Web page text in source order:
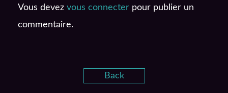
Vous devez vous connecter pour publier un
commentaire.
Back